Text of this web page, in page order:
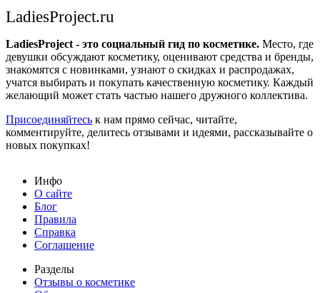
LadiesProject.ru
LadiesProject - это социальный гид по косметике. Место, где
девушки обсуждают косметику, оценивают средства и бренды,
знакомятся с новинками, узнают о скидках и распродажах,
учатся выбирать и покупать качественную косметику. Каждый
желающий может стать частью нашего дружного коллектива.
Присоединяйтесь к нам прямо сейчас, читайте,
комментируйте, делитесь отзывами и идеями, рассказывайте о
новых покупках!
Инфо
О сайте
Блог
Правила
Справка
Соглашение
Разделы
Отзывы о косметике